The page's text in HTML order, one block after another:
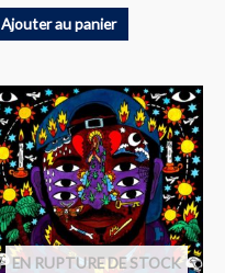
Ajouter au panier
EN RUPTURE DE STOCK